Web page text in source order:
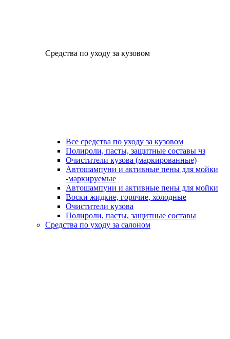
Средства по уходу за кузовом
Все средства по уходу за кузовом
Полироли, пасты, защитные составы чз
Очистители кузова (маркированные)
Автошампуни и активные пены для мойки
-маркируемые
Автошампуни и активные пены для мойки
Воски жидкие, горячие, холодные
Очистители кузова
Полироли, пасты, защитные составы
Средства по уходу за салоном